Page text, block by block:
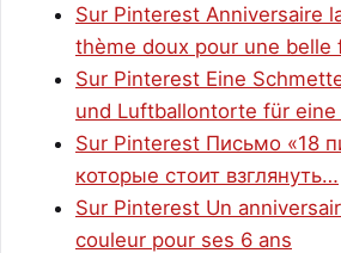
Sur Pinterest Anniversaire
thème doux pour une belle
Sur Pinterest Eine
und Luftballontorte für eine
Sur Pinterest Письмо «18
которые стоит взглянуть…
Sur Pinterest Un
couleur pour ses 6 ans